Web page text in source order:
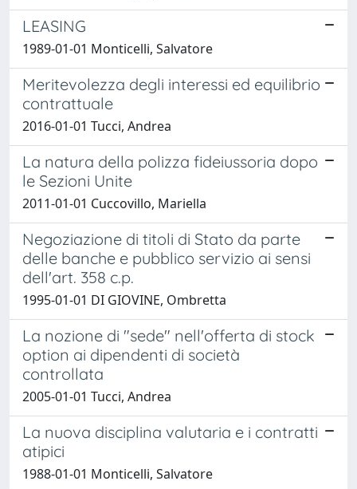
LEASING
1989-01-01 Monticelli, Salvatore
Meritevolezza degli interessi ed equilibrio
contrattuale
2016-01-01 Tucci, Andrea
La natura della polizza fideiussoria dopo
le Sezioni Unite
2011-01-01 Cuccovillo, Mariella
Negoziazione di titoli di Stato da parte
delle banche e pubblico servizio ai sensi
dell'art. 358 c.p.
1995-01-01 DI GIOVINE, Ombretta
La nozione di "sede" nell'offerta di stock
option ai dipendenti di società
controllata
2005-01-01 Tucci, Andrea
La nuova disciplina valutaria e i contratti
atipici
1988-01-01 Monticelli, Salvatore